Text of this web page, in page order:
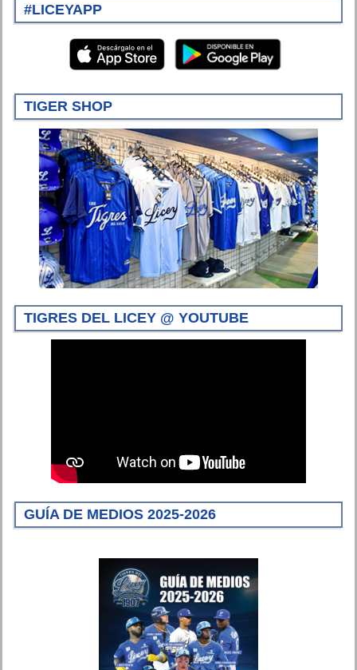
#LICEYAPP
TIGER SHOP
TIGRES DEL LICEY @ YOUTUBE
GUÍA DE MEDIOS 2025-2026